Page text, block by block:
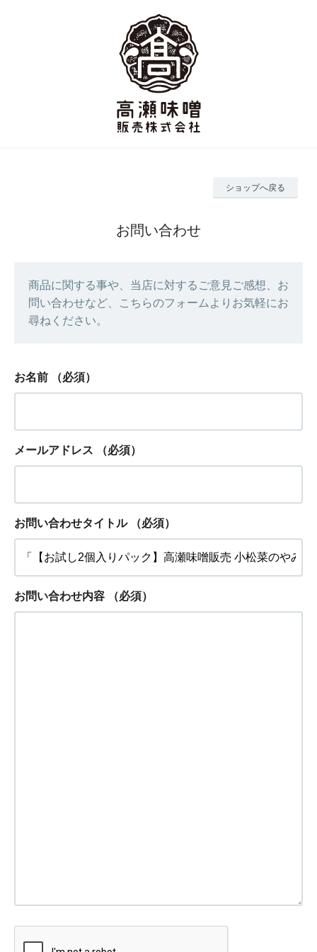
ショップへ戻る
お問い合わせ
商品に関する事や、当店に対するご意見ご感想、お
問い合わせなど、こちらのフォームよりお気軽にお
尋ねください。
お名前 （必須）
メールアドレス （必須）
お問い合わせタイトル （必須）
お問い合わせ内容 （必須）